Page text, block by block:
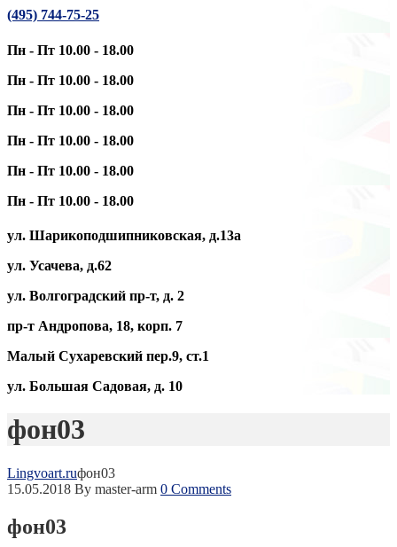
(495) 744-75-25
Пн - Пт 10.00 - 18.00
Пн - Пт 10.00 - 18.00
Пн - Пт 10.00 - 18.00
Пн - Пт 10.00 - 18.00
Пн - Пт 10.00 - 18.00
Пн - Пт 10.00 - 18.00
ул. Шарикоподшипниковская, д.13а
ул. Усачева, д.62
ул. Волгоградский пр-т, д. 2
пр-т Андропова, 18, корп. 7
Малый Сухаревский пер.9, ст.1
ул. Большая Садовая, д. 10
фон03
Lingvoart.ruфон03
15.05.2018 By master-arm 0 Comments
фон03